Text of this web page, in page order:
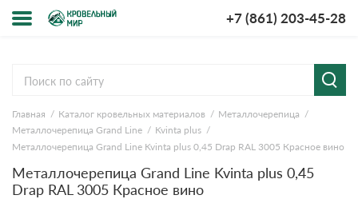
+7 (861) 203-45-28
компании
и оплата
Главная Каталог кровельных материалов
Металлочерепица
Металлочерепица Grand Line
Kvinta plus
Металлочерепица Grand Line Kvinta plus 0,45 Drap RAL 3005 Красное вино
Металлочерепица Grand Line Kvinta plus 0,45
Drap RAL 3005 Красное вино